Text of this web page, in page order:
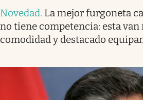
Novedad. La mejor furgoneta
no tiene competencia: esta van
comodidad y destacado